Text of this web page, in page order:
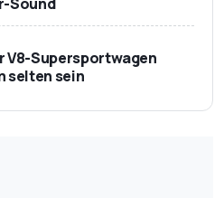
V8-Supersportwagen
selten sein